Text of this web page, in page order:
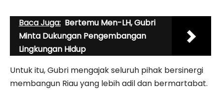
Baca Juga: Bertemu Men-LH, Gubri
Minta Dukungan Pengembangan
Lingkungan Hidup
Untuk itu, Gubri mengajak seluruh pihak bersinergi
membangun Riau yang lebih adil dan bermartabat.